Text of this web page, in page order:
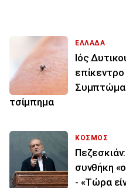
ΕΛΛΑΔΑ
Ιός
τσίμπημα
ΚΟΣΜΟΣ
συνθήκη
- «Τώρα